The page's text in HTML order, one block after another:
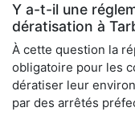
Y a-t-il une
dératisation à
À cette question la
obligatoire pour les
dératiser leur
par des arrêtés